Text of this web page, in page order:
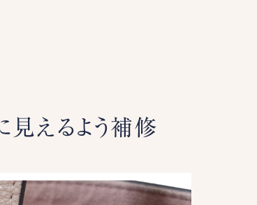
見えるよう補修